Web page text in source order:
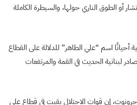
أو الطوق الناري حولها، والسيطرة الكاملة
أحيانًا اسم “علي الطاهر” للدلالة على القطاع
لبنانية الحديث في القمة والمرتفعات
إن قوات الاحتلال بقيت في قطاع علي